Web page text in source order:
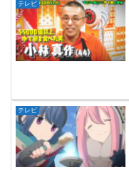
テレビ
テレビ